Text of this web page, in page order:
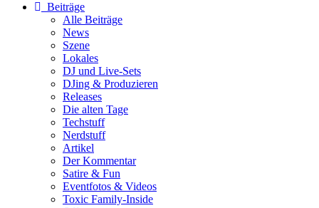
Beiträge
Alle Beiträge
News
Szene
Lokales
DJ und Live-Sets
DJing & Produzieren
Releases
Die alten Tage
Techstuff
Nerdstuff
Artikel
Der Kommentar
Satire & Fun
Eventfotos & Videos
Toxic Family-Inside